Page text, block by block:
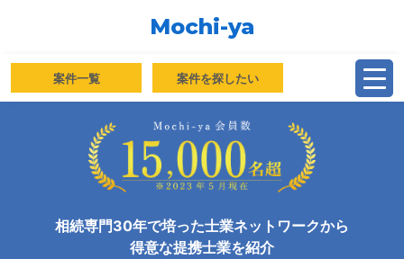
Mochi-ya
案件一覧 案件を探したい
相続専門30年で培った士業ネットワークから
得意な提携士業を紹介